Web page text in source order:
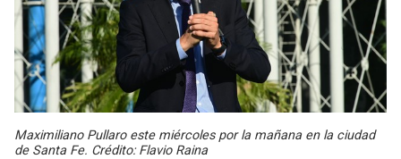
Maximiliano Pullaro este miércoles por la mañana en la ciudad
de Santa Fe. Crédito: Flavio Raina